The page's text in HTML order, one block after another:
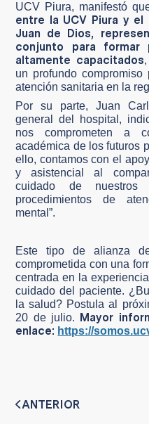
UCV Piura, manifestó
entre la UCV Piura y el
Juan de Dios,
conjunto para formar
altamente capacitados
un profundo
atención sanitaria en la
Por su parte, Juan
general del hospital,
nos comprometen a
académica de los futuros
ello, contamos con el
y asistencial al
cuidado de nuestros
procedimientos de
mental”.
Este tipo de alianza
comprometida con una
centrada en la
cuidado del paciente.
la salud? Postula al
20 de julio. Mayor
enlace: https://
ANTERIOR